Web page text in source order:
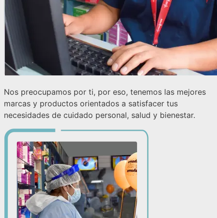
Nos preocupamos por ti, por eso, tenemos las mejores
marcas y productos orientados a satisfacer tus
necesidades de cuidado personal, salud y bienestar.